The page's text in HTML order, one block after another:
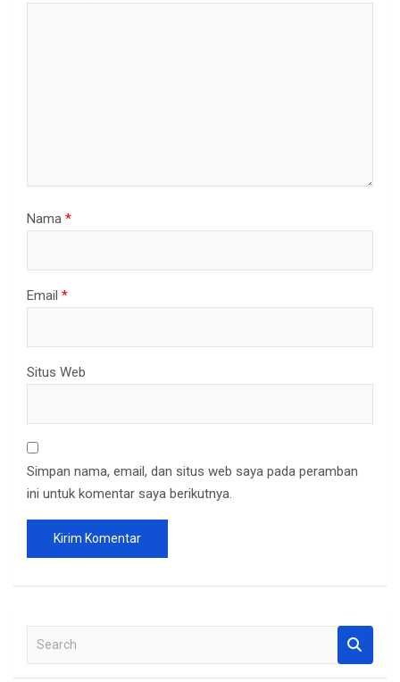
Nama *
Email *
Situs Web
Simpan nama, email, dan situs web saya pada peramban
ini untuk komentar saya berikutnya.